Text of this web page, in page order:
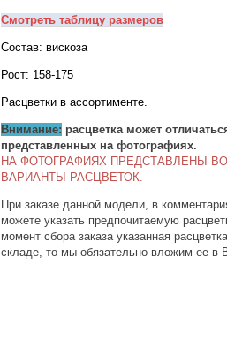
Смотреть таблицу размеров
Состав: вискоза
Рост: 158-175
Расцветки в ассортименте.
Внимание: расцветка может
представленных на фотографиях.
НА ФОТОГРАФИЯХ ПРЕДСТАВЛЕНЫ
ВАРИАНТЫ РАСЦВЕТОК.
При заказе данной модели, в
можете указать предпочитаемую
момент сбора заказа указанная
складе, то мы обязательно вложим ее в